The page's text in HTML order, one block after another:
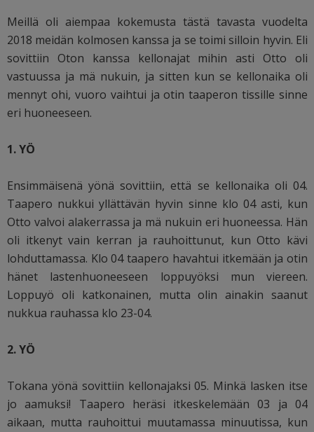
Meillä oli aiempaa kokemusta tästä tavasta vuodelta
2018 meidän kolmosen kanssa ja se toimi silloin hyvin. Eli
sovittiin Oton kanssa kellonajat mihin asti Otto oli
vastuussa ja mä nukuin, ja sitten kun se kellonaika oli
mennyt ohi, vuoro vaihtui ja otin taaperon tissille sinne
eri huoneeseen.
1. YÖ
Ensimmäisenä yönä sovittiin, että se kellonaika oli 04.
Taapero nukkui yllättävän hyvin sinne klo 04 asti, kun
Otto valvoi alakerrassa ja mä nukuin eri huoneessa. Hän
oli itkenyt vain kerran ja rauhoittunut, kun Otto kävi
lohduttamassa. Klo 04 taapero havahtui itkemään ja otin
hänet lastenhuoneeseen loppuyöksi mun viereen.
Loppuyö oli katkonainen, mutta olin ainakin saanut
nukkua rauhassa klo 23-04.
2. YÖ
Tokana yönä sovittiin kellonajaksi 05. Minkä lasken itse
jo aamuksi! Taapero heräsi itkeskelemään 03 ja 04
aikaan, mutta rauhoittui muutamassa minuutissa, kun